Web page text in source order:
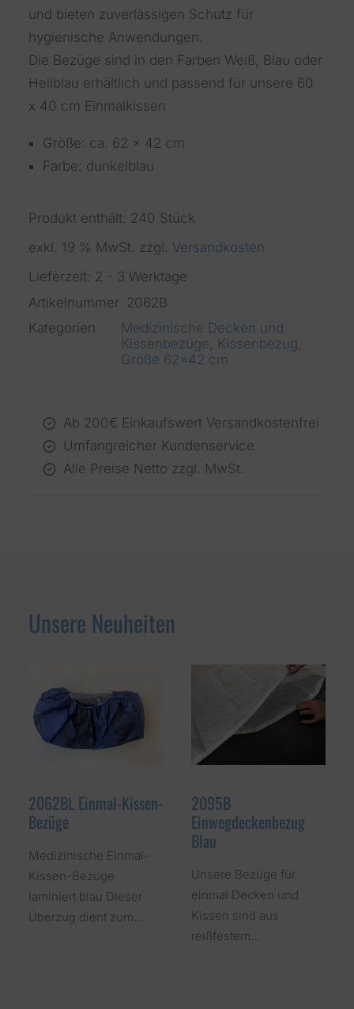
und bieten zuverlässigen Schutz für
hygienische Anwendungen.
Die Bezüge sind in den Farben Weiß, Blau oder
Hellblau erhältlich und passend für unsere 60
x 40 cm Einmalkissen
Größe: ca. 62 x 42 cm
Farbe: dunkelblau
Produkt enthält: 240 Stück
exkl. 19 % MwSt. zzgl. Versandkosten
Lieferzeit: 2 - 3 Werktage
Artikelnummer 2062B
Kategorien
Medizinische Decken und
Kissenbezüge, Kissenbezug,
Größe 62x42 cm
Ab 200€ Einkaufswert Versandkostenfrei
Umfangreicher Kundenservice
Alle Preise Netto zzgl. MwSt.
Unsere Neuheiten
2062BL Einmal-Kissen-
Bezüge
Medizinische Einmal-
Kissen-Bezüge
laminiert blau Dieser
Überzug dient zum…
2095B
Einwegdeckenbezug
Blau
Unsere Bezüge für
einmal Decken und
Kissen sind aus
reißfestem…